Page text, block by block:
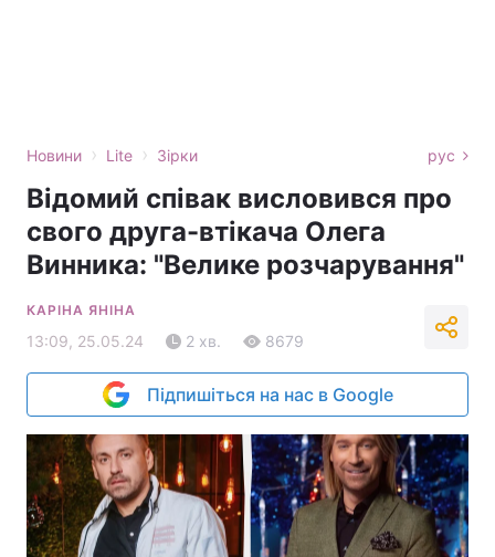
Новини › Lite › Зірки рус
Відомий співак висловився про
свого друга-втікача Олега
Винника: "Велике розчарування"
КАРІНА ЯНІНА
13:09, 25.05.24 2 хв. 8679
Підпишіться на нас в Google